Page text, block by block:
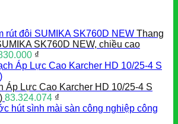
Thang
SK760D NEW, chiều cao
₫
Áp Lực Cao Karcher HD 10/25-4 S
83.324.074 ₫